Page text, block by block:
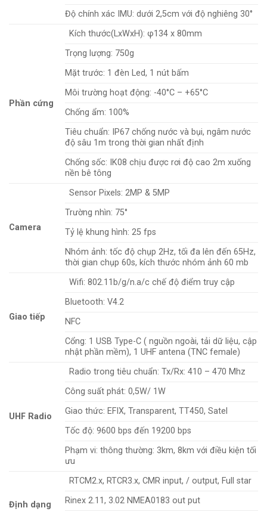
Độ chính xác IMU: dưới 2,5cm với độ nghiêng 30°
Phần cứng
Kích thước(LxWxH): φ134 x 80mm
Trọng lượng: 750g
Mặt trước: 1 đèn Led, 1 nút bấm
Môi trường hoạt động: -40°C – +65°C
Chống ẩm: 100%
Tiêu chuẩn: IP67 chống nước và bụi, ngâm nước
độ sâu 1m trong thời gian nhất định
Chống sốc: IK08 chịu được rơi độ cao 2m xuống
nền bê tông
Camera
Sensor Pixels: 2MP & 5MP
Trường nhìn: 75°
Tỷ lệ khung hình: 25 fps
Nhóm ảnh: tốc độ chụp 2Hz, tối đa lên đến 65Hz,
thời gian chụp 60s, kích thước nhóm ảnh 60 mb
Giao tiếp
Wifi: 802.11b/g/n.a/c chế độ điểm truy cập
Bluetooth: V4.2
NFC
Cổng: 1 USB Type-C ( nguồn ngoài, tải dữ liệu, cập
nhật phần mềm), 1 UHF antena (TNC female)
UHF Radio
Radio trong tiêu chuẩn: Tx/Rx: 410 – 470 Mhz
Công suất phát: 0,5W/ 1W
Giao thức: EFIX, Transparent, TT450, Satel
Tốc độ: 9600 bps đến 19200 bps
Phạm vi: thông thường: 3km, 8km với điều kiện tối
ưu
Định dạng
RTCM2.x, RTCR3.x, CMR input, / output, Full star
Rinex 2.11, 3.02 NMEA0183 out put